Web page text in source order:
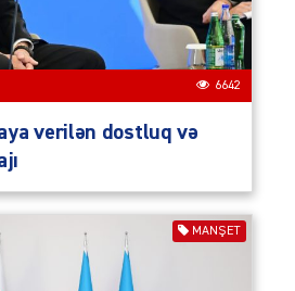
6642
verilən dostluq və
MANŞET